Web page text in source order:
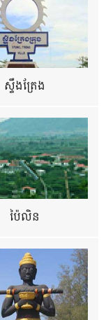
ស្ទឹងត្រែង
ប៉ៃលិន